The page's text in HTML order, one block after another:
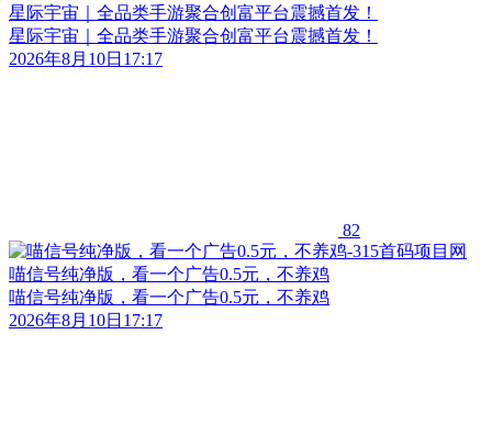
星际宇宙｜全品类手游聚合创富平台震撼首发！
星际宇宙｜全品类手游聚合创富平台震撼首发！
2026年8月10日17:17
82
喵信号纯净版，看一个广告0.5元，不养鸡
喵信号纯净版，看一个广告0.5元，不养鸡
2026年8月10日17:17